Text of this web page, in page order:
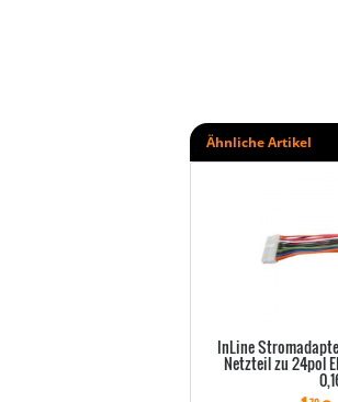
Ähnliche Artikel
InLine
Netzteil zu 24pol